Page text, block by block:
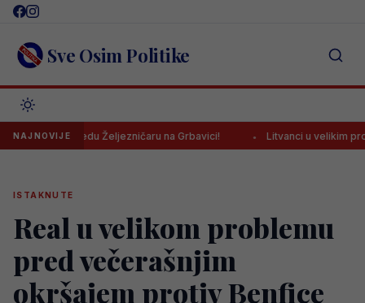
Skip
content Sve Osim Politike
NAJNOVIJE
pobjedu Željezničaru na Grbavici! Litvanci u velikim problemima
ISTAKNUTE
Real u velikom problemu
pred večerašnjim
okršajem protiv Benfice